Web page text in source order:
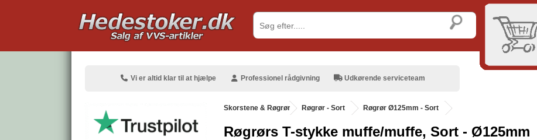
Vi er altid klar til at hjælpe Professionel rådgivning Udkørende serviceteam
Skorstene & Røgrør . Røgrør - Sort Røgrør Ø125mm - Sort
Røgrørs T-stykke muffe/muffe, Sort - Ø125mm